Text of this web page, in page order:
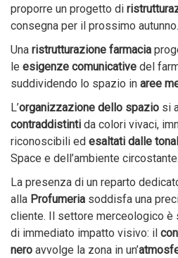
proporre un progetto di
consegna per il prossimo autunno.
Una ristrutturazione farmacia
le esigenze comunicative del
suddividendo lo spazio in aree
L’organizzazione dello spazio si
contraddistinti da colori vivaci,
riconoscibili ed esaltati dalle
Space e dell’ambiente circostante.
La presenza di un reparto
alla Profumeria soddisfa una
cliente. Il settore merceologico è
di immediato impatto visivo: il
nero avvolge la zona in un’